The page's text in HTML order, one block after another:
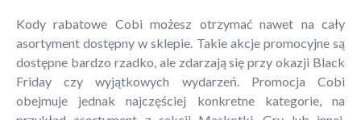
Kody rabatowe Cobi możesz otrzymać nawet na cały
asortyment dostępny w sklepie. Takie akcje promocyjne są
dostępne bardzo rzadko, ale zdarzają się przy okazji Black
Friday czy wyjątkowych wydarzeń. Promocja Cobi
obejmuje jednak najczęściej konkretne kategorie, na